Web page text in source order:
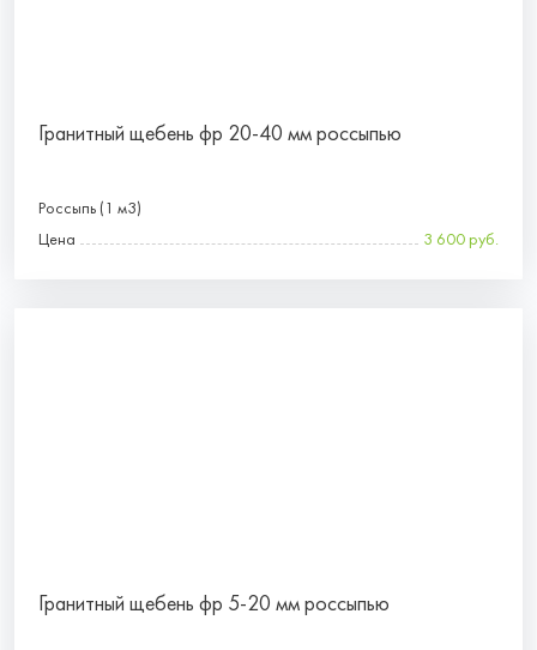
Гранитный щебень фр 20-40 мм россыпью
Россыпь (1 м3)
Цена
3 600 руб.
Гранитный щебень фр 5-20 мм россыпью